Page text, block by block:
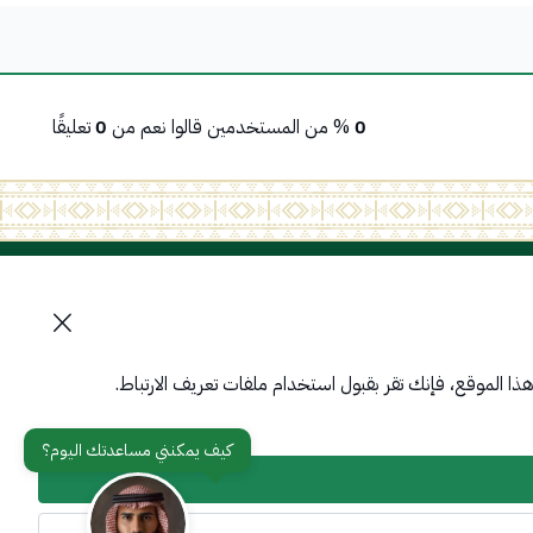
0 % من المستخدمين قالوا نعم من 0تعليقًا
أدوات الإتاحة وامكانية الوصول
فإنك تقر بقبول استخدام ملفات تعريف الارتباط.